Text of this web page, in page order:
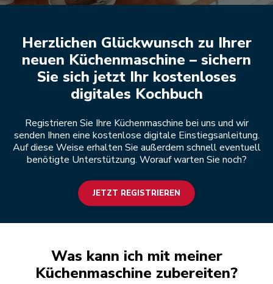
Herzlichen Glückwunsch zu Ihrer
neuen Küchenmaschine – sichern
Sie sich jetzt Ihr kostenloses
digitales Kochbuch
Registrieren Sie Ihre Küchenmaschine bei uns und wir
senden Ihnen eine kostenlose digitale Einstiegsanleitung.
Auf diese Weise erhalten Sie außerdem schnell eventuell
benötigte Unterstützung. Worauf warten Sie noch?
JETZT REGISTRIEREN
Jetzt registrieren
Was kann ich mit meiner
Küchenmaschine zubereiten?